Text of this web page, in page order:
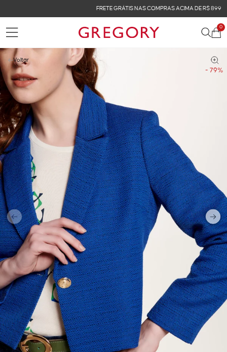
FRETE GRÁTIS NAS COMPRAS ACIMA DE R$ 899
0
- 79%
Voltar